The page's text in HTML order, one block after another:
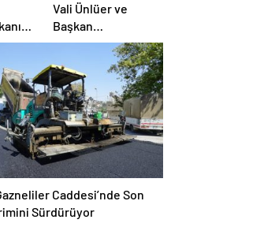
de
Vali Ünlüer ve
Başkan
Görgel’den Vakıflar
Genel Müdürlüğü’ne
ziyaret
Caddesi’nde Son
Sürdürüyor